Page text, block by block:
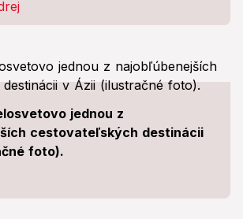
jednou z
cestovateľských destinácii
foto).